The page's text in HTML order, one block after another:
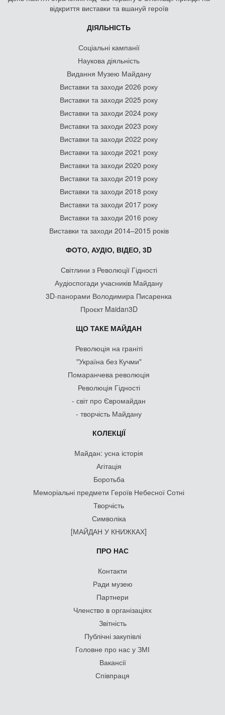
відкриття виставки та вшануй героїв
ДІЯЛЬНІСТЬ
Соціальні кампанії
Наукова діяльність
Видання Музею Майдану
Виставки та заходи 2026 року
Виставки та заходи 2025 року
Виставки та заходи 2024 року
Виставки та заходи 2023 року
Виставки та заходи 2022 року
Виставки та заходи 2021 року
Виставки та заходи 2020 року
Виставки та заходи 2019 року
Виставки та заходи 2018 року
Виставки та заходи 2017 року
Виставки та заходи 2016 року
Виставки та заходи 2014–2015 років
ФОТО, АУДІО, ВІДЕО, 3D
Світлини з Революції Гідності
Аудіоспогади учасників Майдану
3D-панорами Володимира Писаренка
Проєкт Maidan3D
ЩО ТАКЕ МАЙДАН
Революція на граніті
"Україна без Кучми"
Помаранчева революція
Революція Гідності
- світ про Євромайдан
- творчість Майдану
КОЛЕКЦІЇ
Майдан: усна історія
Агітація
Боротьба
Меморіальні предмети Героїв Небесної Сотні
Творчість
Символіка
[МАЙДАН У КНИЖКАХ]
ПРО НАС
Контакти
Ради музею
Партнери
Членство в організаціях
Звітність
Публічні закупівлі
Головне про нас у ЗМІ
Вакансії
Співпраця